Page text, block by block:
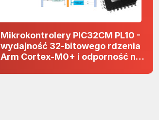
Mikrokontrolery PIC32CM PL10 -
wydajność 32-bitowego rdzenia
Arm Cortex-M0+ i odporność na